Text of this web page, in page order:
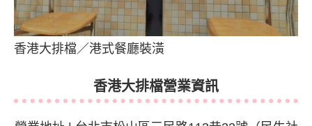
香港大排檔／港式餐廳裝潢
香港大排檔營業資訊